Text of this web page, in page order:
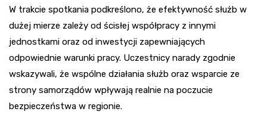
W trakcie spotkania podkreślono, że efektywność służb w
dużej mierze zależy od ścisłej współpracy z innymi
jednostkami oraz od inwestycji zapewniających
odpowiednie warunki pracy. Uczestnicy narady zgodnie
wskazywali, że wspólne działania służb oraz wsparcie ze
strony samorządów wpływają realnie na poczucie
bezpieczeństwa w regionie.